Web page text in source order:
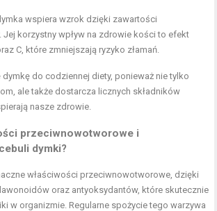
wspiera wzrok dzięki zawartości
Jej korzystny wpływ na zdrowie kości to efekt
C, które zmniejszają ryzyko złamań.
dymkę do codziennej diety, ponieważ nie tylko
ale także dostarcza licznych składników
nasze zdrowie.
przeciwnowotworowe i
dymki?
właściwości przeciwnowotworowe, dzięki
oraz antyoksydantów, które skutecznie
w organizmie. Regularne spożycie tego warzywa